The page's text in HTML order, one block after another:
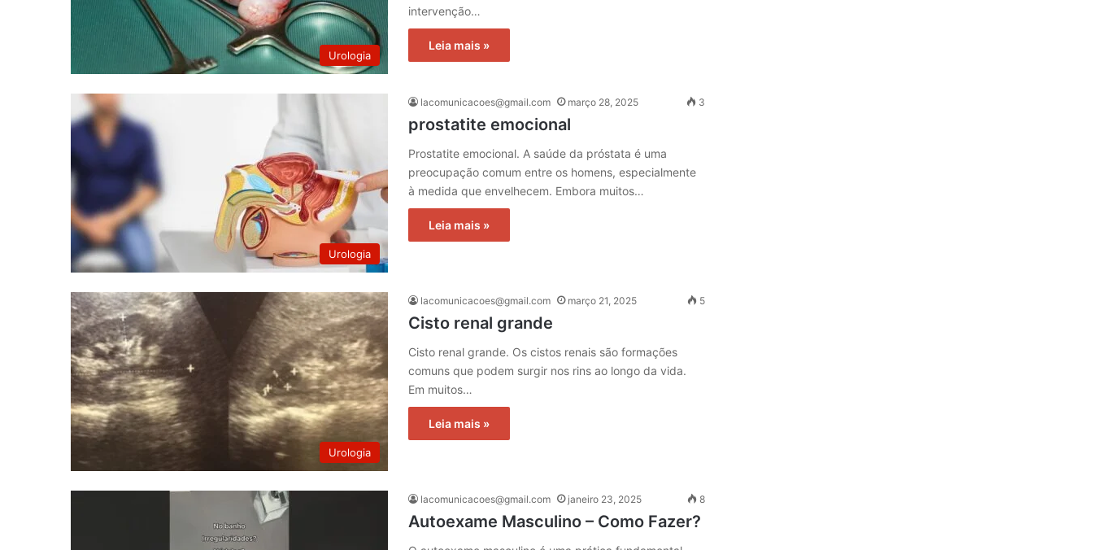
Urologia
intervenção…
Leia mais »
Urologia
lacomunicacoes@gmail.com março 28, 2025 3
prostatite emocional
Prostatite emocional. A saúde da próstata é uma
preocupação comum entre os homens, especialmente
à medida que envelhecem. Embora muitos…
Leia mais »
Urologia
lacomunicacoes@gmail.com março 21, 2025 5
Cisto renal grande
Cisto renal grande. Os cistos renais são formações
comuns que podem surgir nos rins ao longo da vida.
Em muitos…
Leia mais »
lacomunicacoes@gmail.com janeiro 23, 2025 8
Autoexame Masculino – Como Fazer?